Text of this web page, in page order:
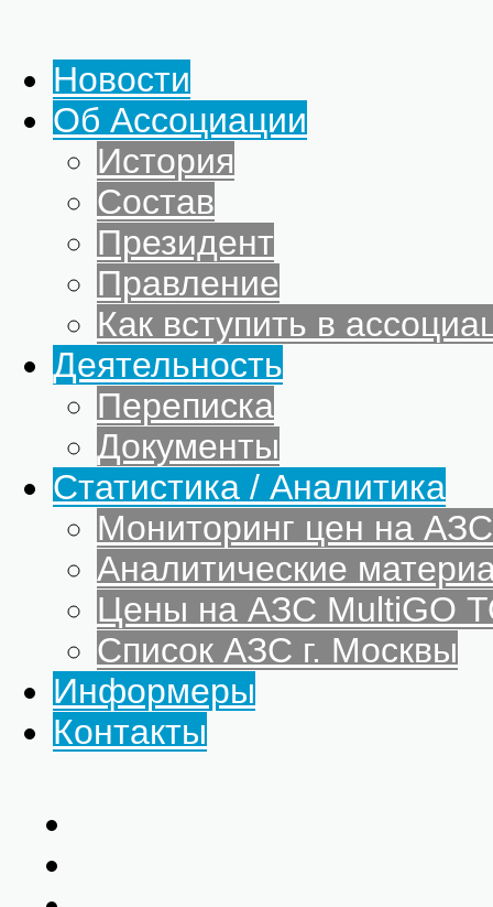
Новости
Об Ассоциации
История
Состав
Президент
Правление
Как вступить в
Деятельность
Переписка
Документы
Статистика / Аналитика
Мониторинг цен на
Аналитические
Цены на АЗС MultiGO
Список АЗС г. Москвы
Информеры
Контакты